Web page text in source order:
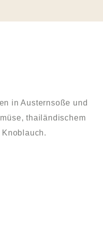
in Austernsoße und
thailändischem